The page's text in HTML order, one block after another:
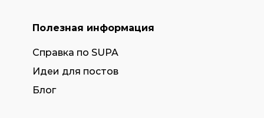
Полезная информация
Справка по SUPA
Идеи для постов
Блог